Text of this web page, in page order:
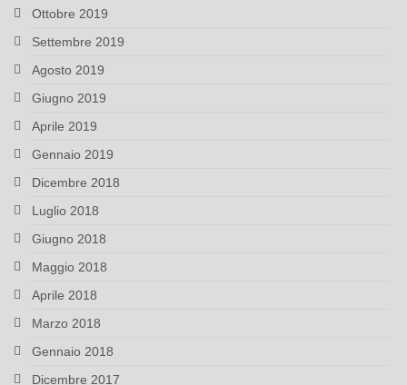
Ottobre 2019
Settembre 2019
Agosto 2019
Giugno 2019
Aprile 2019
Gennaio 2019
Dicembre 2018
Luglio 2018
Giugno 2018
Maggio 2018
Aprile 2018
Marzo 2018
Gennaio 2018
Dicembre 2017